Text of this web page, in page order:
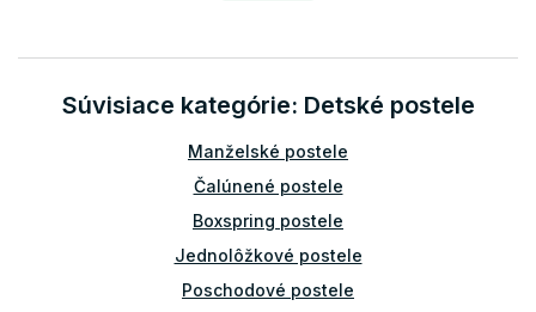
c
e
r
v
k
y
ý
p
a
e
Súvisiace kategórie: Detské postele
Manželské postele
Čalúnené postele
Boxspring postele
Jednolôžkové postele
Poschodové postele